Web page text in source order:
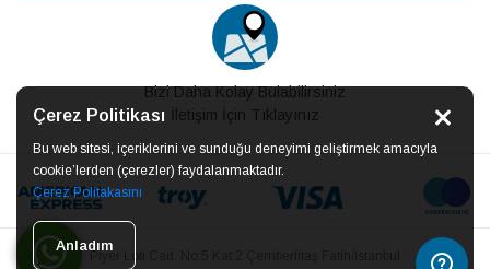
Çerez Politikası
Bu web sitesi, içeriklerini ve sunduğu deneyimi geliştirmek amacıyla
cookie’lerden (çerezler) faydalanmaktadır.
Çerez Politakasını
Anladım
Bizi Daha Kolay Bulabilirsiniz
İletişim İçin Tıklayınız